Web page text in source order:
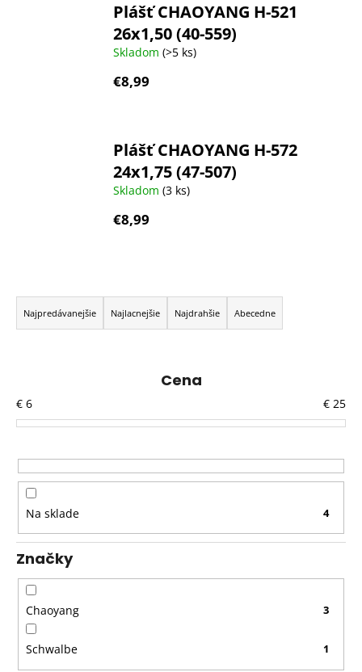
Plášť CHAOYANG H-521
26x1,50 (40-559)
Skladom (>5 ks)
€8,99
Plášť CHAOYANG H-572
24x1,75 (47-507)
Skladom (3 ks)
€8,99
R
a
d
i
e
r
o
d
u
k
t
o
v
Najpredávanejšie Najlacnejšie Najdrahšie Abecedne
Cena
€ 6 € 25
Na sklade 4
Značky
Chaoyang 3
Schwalbe 1